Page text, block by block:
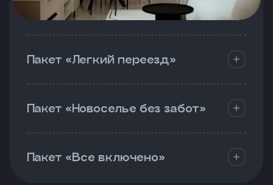
Пакет «Легкий переезд»
Пакет «Новоселье без забот»
Пакет «Все включено»